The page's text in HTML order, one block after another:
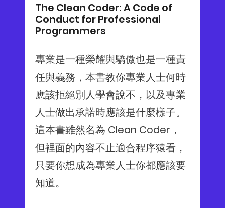
The Clean Coder: A Code of
Conduct for Professional
Programmers
專業是一種榮耀與驕傲也是一種責
任與義務，本書教你專業人士何時
應該拒絕別人學會說不，以及專業
人士做出承諾時應該是什麼樣子。
這本書雖然名為 Clean Coder，
但裡面的內容不止適合程序猿看，
只要你想成為專業人士你都應該要
知道。